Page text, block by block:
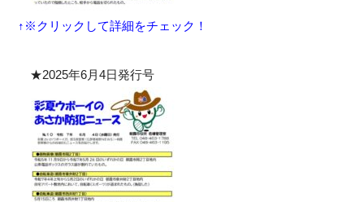
↑※クリックして詳細をチェック！
★2025年6月4日発行号